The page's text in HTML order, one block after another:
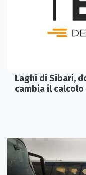
Laghi di Sibari,
cambia il